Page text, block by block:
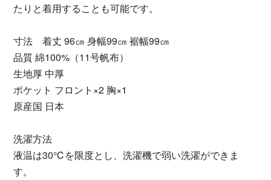
たりと着用することも可能です。
寸法 着丈 96㎝ 身幅99㎝ 裾幅99㎝
品質 綿100%（11号帆布）
生地厚 中厚
ポケット フロント×2 胸×1
原産国 日本
洗濯方法
液温は30℃を限度とし、洗濯機で弱い洗濯ができま
す。